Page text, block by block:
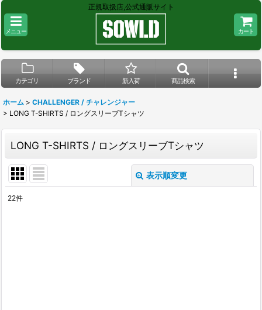
正規取扱店,公式通販サイト
メニュー カート
カテゴリ ブランド 新入荷 商品検索
ホーム > CHALLENGER / チャレンジャー
> LONG T-SHIRTS / ロングスリーブTシャツ
LONG T-SHIRTS / ロングスリーブTシャツ
表示順変更
22件